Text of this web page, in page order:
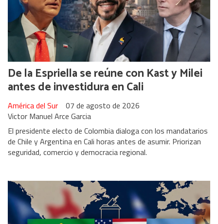
De la Espriella se reúne con Kast y Milei
antes de investidura en Cali
Victor Manuel Arce Garcia
América del Sur 07 de agosto de 2026
El presidente electo de Colombia dialoga con los mandatarios
de Chile y Argentina en Cali horas antes de asumir. Priorizan
seguridad, comercio y democracia regional.